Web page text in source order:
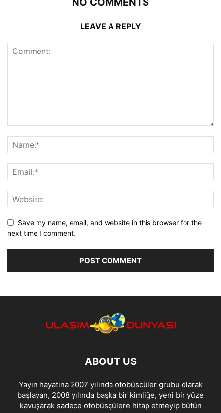
NO COMMENTS
LEAVE A REPLY
Save my name, email, and website in this browser for the
next time I comment.
ABOUT US
Yayın hayatına 2007 yılında otobüscüler grubu olarak
başlayan, 2008 yılında başka bir kimliğe, yeni bir yüze
kavuşarak sadece otobüsçülere hitap etmeyip bütün